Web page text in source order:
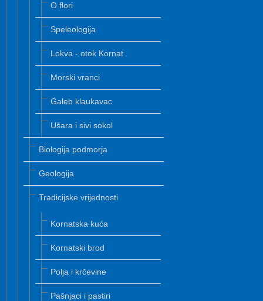
O flori
Speleologija
Lokva - otok Kornat
Morski vranci
Galeb klaukavac
Ušara i sivi sokol
Biologija podmorja
Geologija
Tradicijske vrijednosti
Kornatska kuća
Kornatski brod
Polja i krčevine
Pašnjaci i pastiri